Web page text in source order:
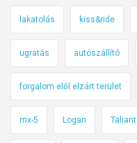
lakatolás kiss&ride
ugratás autószállító
forgalom elől elzárt terület
mx-5 Logan Taliant